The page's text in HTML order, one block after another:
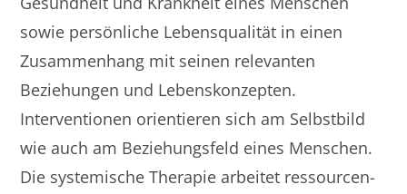
sowie persönliche Lebensqualität in einen
Zusammenhang mit seinen relevanten
Beziehungen und Lebenskonzepten.
Interventionen orientieren sich am Selbstbild
wie auch am Beziehungsfeld eines Menschen.
Die systemische Therapie arbeitet ressourcen-